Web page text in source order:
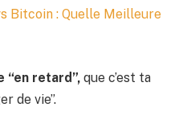
Bitcoin : Quelle Meilleure
“en retard”, que c’est ta
de vie”.